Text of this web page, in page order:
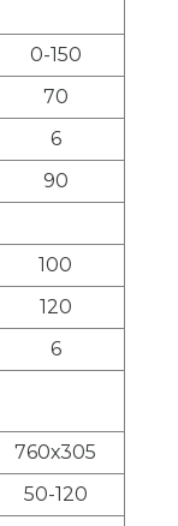
0-150
70
6
90
100
120
6
760х305
50-120